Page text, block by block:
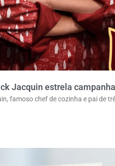
Jacquin estrela
famoso chef de cozinha e pai de